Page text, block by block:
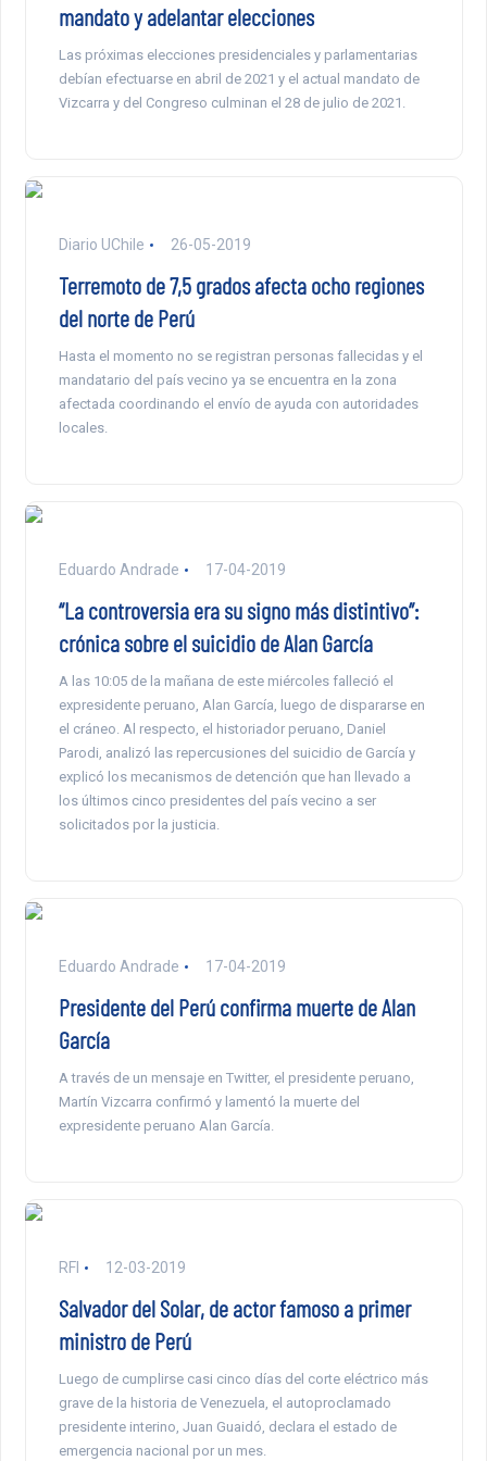
mandato y adelantar elecciones
Las próximas elecciones presidenciales y parlamentarias
debían efectuarse en abril de 2021 y el actual mandato de
Vizcarra y del Congreso culminan el 28 de julio de 2021.
Diario UChile 26-05-2019
Terremoto de 7,5 grados afecta ocho regiones
del norte de Perú
Hasta el momento no se registran personas fallecidas y el
mandatario del país vecino ya se encuentra en la zona
afectada coordinando el envío de ayuda con autoridades
locales.
Eduardo Andrade 17-04-2019
“La controversia era su signo más distintivo”:
crónica sobre el suicidio de Alan García
A las 10:05 de la mañana de este miércoles falleció el
expresidente peruano, Alan García, luego de dispararse en
el cráneo. Al respecto, el historiador peruano, Daniel
Parodi, analizó las repercusiones del suicidio de García y
explicó los mecanismos de detención que han llevado a
los últimos cinco presidentes del país vecino a ser
solicitados por la justicia.
Eduardo Andrade 17-04-2019
Presidente del Perú confirma muerte de Alan
García
A través de un mensaje en Twitter, el presidente peruano,
Martín Vizcarra confirmó y lamentó la muerte del
expresidente peruano Alan García.
RFI 12-03-2019
Salvador del Solar, de actor famoso a primer
ministro de Perú
Luego de cumplirse casi cinco días del corte eléctrico más
grave de la historia de Venezuela, el autoproclamado
presidente interino, Juan Guaidó, declara el estado de
emergencia nacional por un mes.